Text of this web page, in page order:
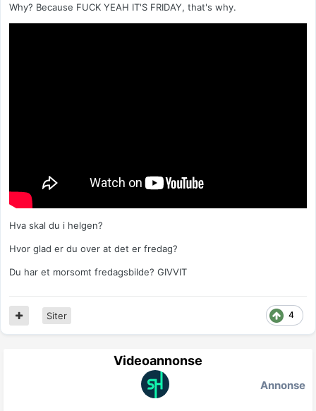
Why? Because FUCK YEAH IT'S FRIDAY, that's why.
Hva skal du i helgen?
Hvor glad er du over at det er fredag?
Du har et morsomt fredagsbilde? GIVVIT
4
Siter
Videoannonse
Annonse